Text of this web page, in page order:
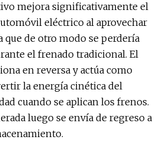
mejora significativamente el
eléctrico al aprovechar
de otro modo se perdería
el frenado tradicional. El
en reversa y actúa como
la energía cinética del
cuando se aplican los frenos.
luego se envía de regreso a